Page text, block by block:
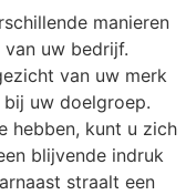
manieren
uw bedrijf.
van uw merk
uw doelgroep.
hebben, kunt u zich
blijvende indruk
straalt een